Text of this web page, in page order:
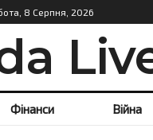
8 Серпня, 2026
Фінанси Війна